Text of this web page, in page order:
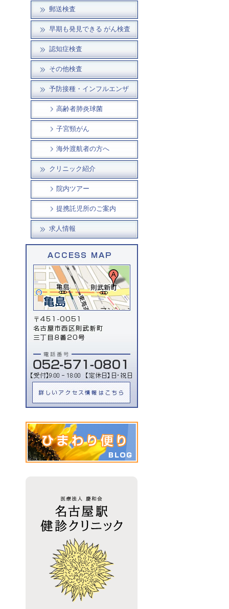
郵送検査
早期も発見できる がん検査
認知症検査
その他検査
予防接種・インフルエンザ
高齢者肺炎球菌
子宮頸がん
海外渡航者の方へ
クリニック紹介
院内ツアー
提携託児所のご案内
求人情報